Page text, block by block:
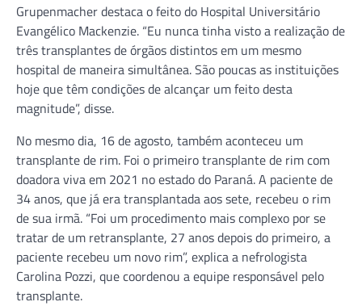
Grupenmacher destaca o feito do Hospital Universitário
Evangélico Mackenzie. “Eu nunca tinha visto a realização de
três transplantes de órgãos distintos em um mesmo
hospital de maneira simultânea. São poucas as instituições
hoje que têm condições de alcançar um feito desta
magnitude”, disse.
No mesmo dia, 16 de agosto, também aconteceu um
transplante de rim. Foi o primeiro transplante de rim com
doadora viva em 2021 no estado do Paraná. A paciente de
34 anos, que já era transplantada aos sete, recebeu o rim
de sua irmã. “Foi um procedimento mais complexo por se
tratar de um retransplante, 27 anos depois do primeiro, a
paciente recebeu um novo rim”, explica a nefrologista
Carolina Pozzi, que coordenou a equipe responsável pelo
transplante.